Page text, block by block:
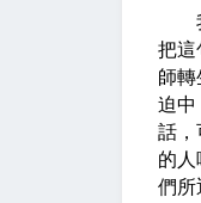
我
把這
師
迫中
話，
的
們所